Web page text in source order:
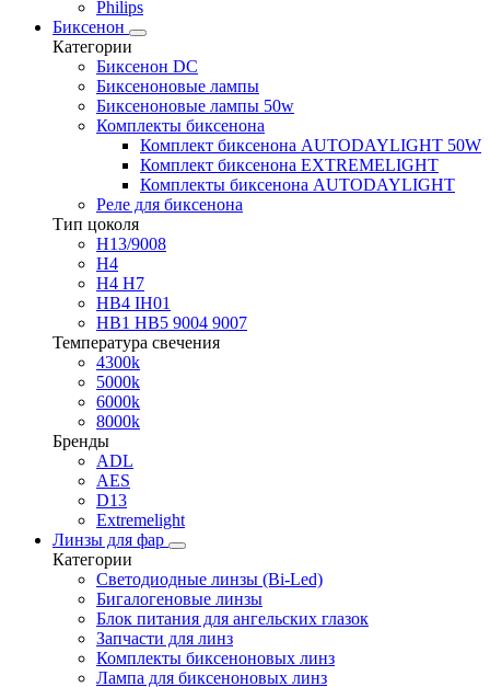
Philips
Биксенон
Категории
Биксенон DC
Биксеноновые лампы
Биксеноновые лампы 50w
Комплекты биксенона
Комплект биксенона AUTODAYLIGHT 50W
Комплект биксенона EXTREMELIGHT
Комплекты биксенона AUTODAYLIGHT
Реле для биксенона
Тип цоколя
H13/9008
H4
H4 H7
HB4 IH01
HB1 HB5 9004 9007
Температура свечения
4300k
5000k
6000k
8000k
Бренды
ADL
AES
D13
Extremelight
Линзы для фар
Категории
Светодиодные линзы (Bi-Led)
Бигалогеновые линзы
Блок питания для ангельских глазок
Запчасти для линз
Комплекты биксеноновых линз
Лампа для биксеноновых линз